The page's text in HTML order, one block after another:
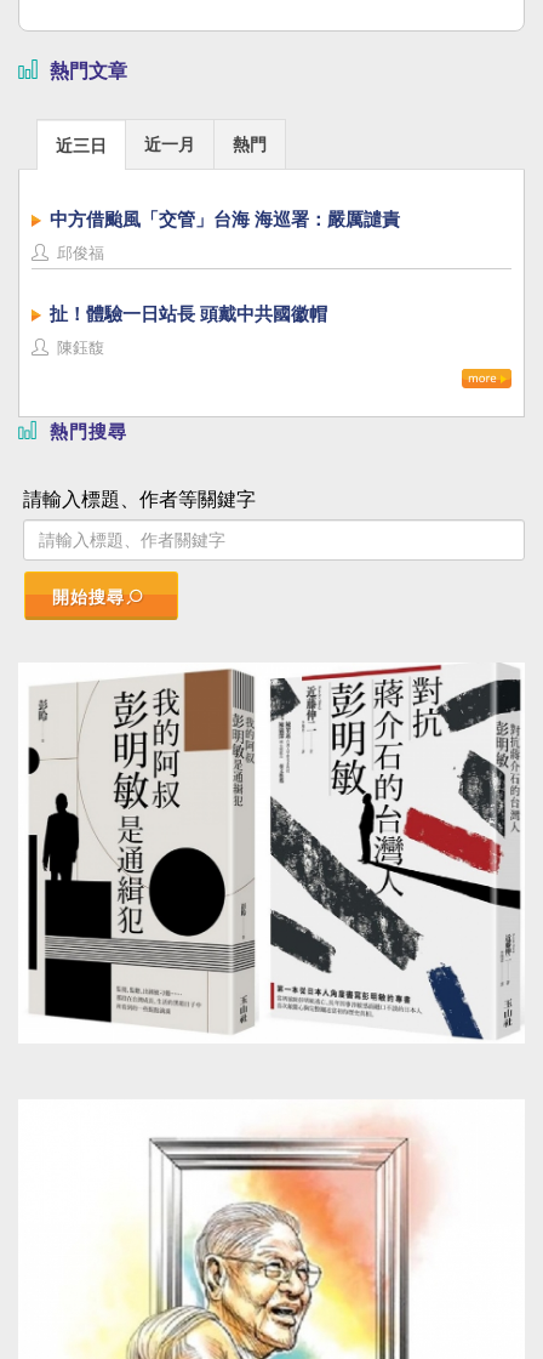
熱門文章
近三日 近一月 熱門
中方借颱風「交管」台海 海巡署：嚴厲譴責
邱俊福
扯！體驗一日站長 頭戴中共國徽帽
陳鈺馥
熱門搜尋
請輸入標題、作者等關鍵字
開始搜尋